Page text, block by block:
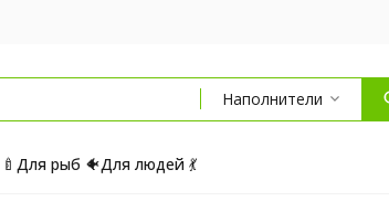
Наполнители
Для рыб 🐠Для людей 💃